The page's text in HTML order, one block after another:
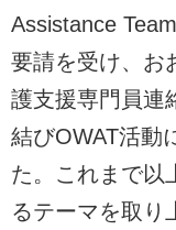
Assistance
要請を受け、お
護支援専門員連
結びOWAT活動
た。これまで以
るテーマを取り